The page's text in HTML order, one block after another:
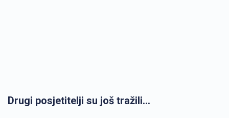
Drugi posjetitelji su još tražili...